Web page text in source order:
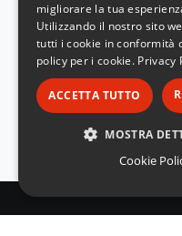
migliorare la tua
Utilizzando il nostro sito
tutti i cookie in conformità
policy per i cookie. Privacy
ACCETTA TUTTO
MOSTRA
STRETTAMENTE
Cookie